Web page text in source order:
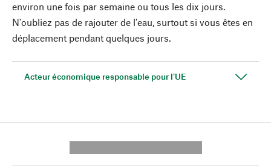
environ une fois par semaine ou tous les dix jours.
N'oubliez pas de rajouter de l'eau, surtout si vous êtes en
déplacement pendant quelques jours.
Acteur économique responsable pour l'UE